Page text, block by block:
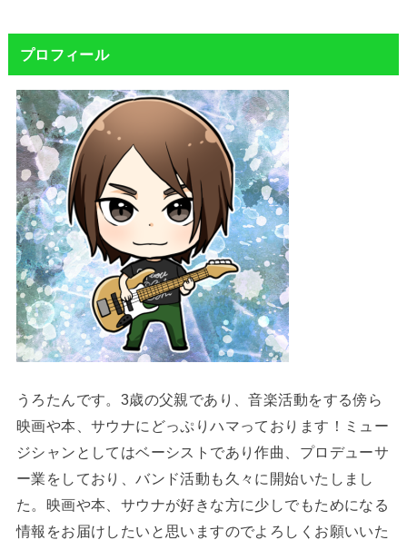
プロフィール
うろたんです。3歳の父親であり、音楽活動をする傍ら
映画や本、サウナにどっぷりハマっております！ミュー
ジシャンとしてはベーシストであり作曲、プロデューサ
ー業をしており、バンド活動も久々に開始いたしまし
た。映画や本、サウナが好きな方に少しでもためになる
情報をお届けしたいと思いますのでよろしくお願いいた